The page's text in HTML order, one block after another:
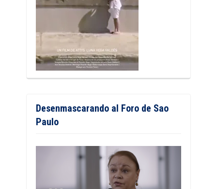
Desenmascarando al Foro de Sao
Paulo